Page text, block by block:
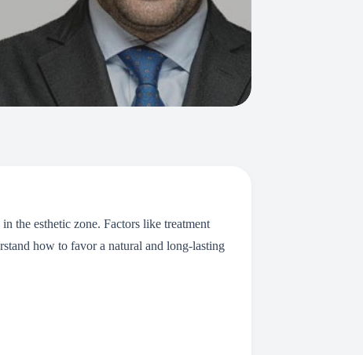
the esthetic zone. Factors like treatment
how to favor a natural and long-lasting